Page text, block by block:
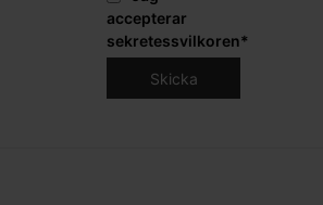
accepterar
sekretessvilkoren*